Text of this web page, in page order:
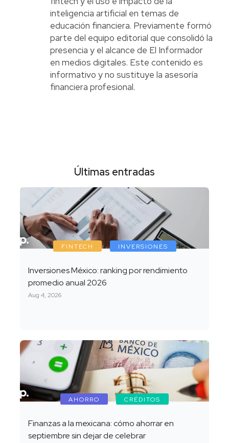
inteligencia artificial en temas de
educación financiera. Previamente formó
parte del equipo editorial que consolidó la
presencia y el alcance de El Informador
en medios digitales. Este contenido es
informativo y no sustituye la asesoría
financiera profesional.
Últimas entradas
FINTECH INVERSIONES
Inversiones México: ranking por rendimiento
promedio anual 2026
Aug 4, 2026
AHORRO CRÉDITOS
Finanzas a la mexicana: cómo ahorrar en
septiembre sin dejar de celebrar